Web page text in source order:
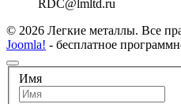
RDC@lmltd.ru
© 2026 Легкие металлы. Все
Joomla! - бесплатное
Имя